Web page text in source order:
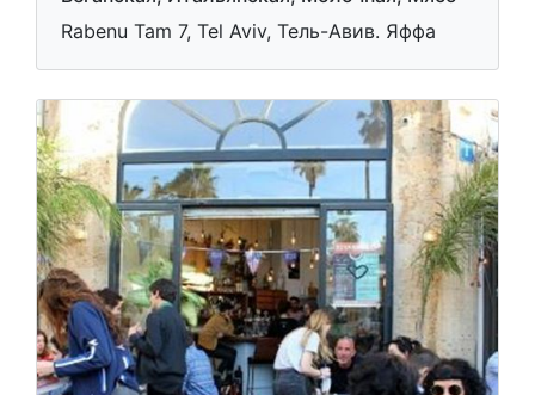
Rabenu Tam 7, Tel Aviv, Тель-Авив. Яффа